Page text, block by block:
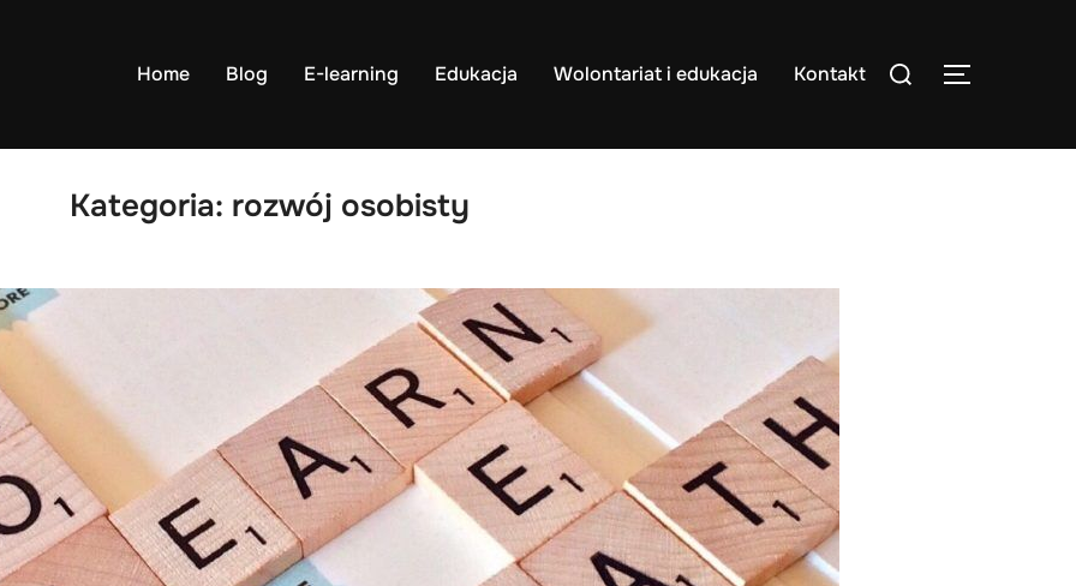
Home Blog E-learning Edukacja Wolontariat i edukacja Kontakt
Search
TOGGLE
Kategoria: rozwój osobisty